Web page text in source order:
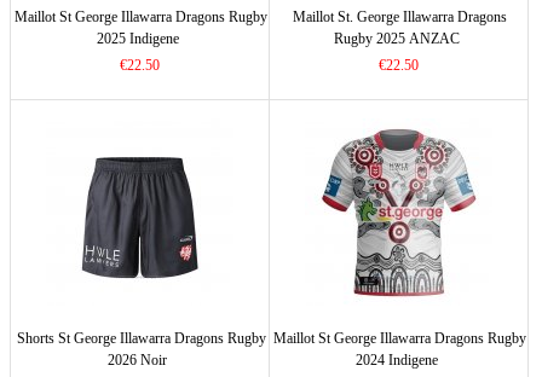
Maillot St George Illawarra Dragons Rugby
2025 Indigene
€22.50
Maillot St. George Illawarra Dragons
Rugby 2025 ANZAC
€22.50
Shorts St George Illawarra Dragons Rugby
2026 Noir
Maillot St George Illawarra Dragons Rugby
2024 Indigene